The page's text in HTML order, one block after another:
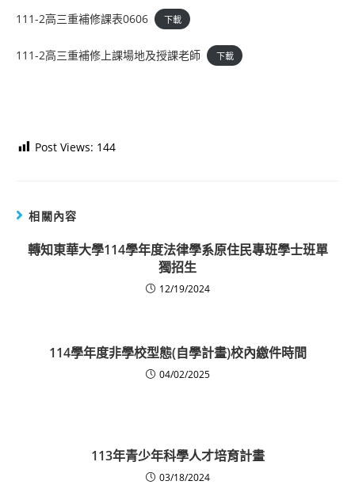
111-2高三重補修課表0606 下載
111-2高三重補修上課場地及授課老師 下載
Post Views: 144
相關內容
轉知東華大學114學年度法律學系原住民專班學士班單
獨招生
12/19/2024
114學年度非學校型態(自學計畫)校內繳件時間
04/02/2025
113年青少年科學人才培育計畫
03/18/2024